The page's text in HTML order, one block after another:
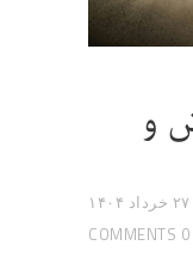
و
۲۷ خرداد ۱۴۰۴
0 COMMENTS